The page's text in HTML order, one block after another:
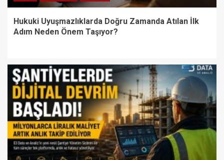
Hukuki Uyuşmazlıklarda Doğru Zamanda Atılan İlk
Adım Neden Önem Taşıyor?